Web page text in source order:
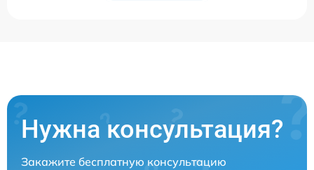
Нужна консультация?
Закажите бесплатную консультацию